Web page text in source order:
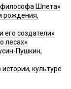
философа Шпета»
рождения,
его создатели»
лесах»
Пушкин,
культуре